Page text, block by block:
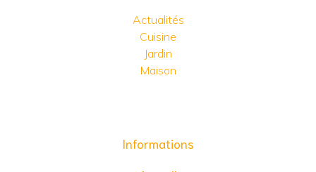
Actualités
Cuisine
Jardin
Maison
Informations